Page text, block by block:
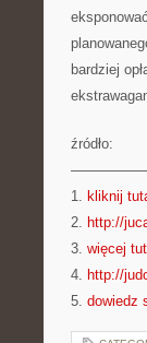
bardziej
źródło:
1. kliknij
2. http://
3. więcej
4. http://
5. dowiedz